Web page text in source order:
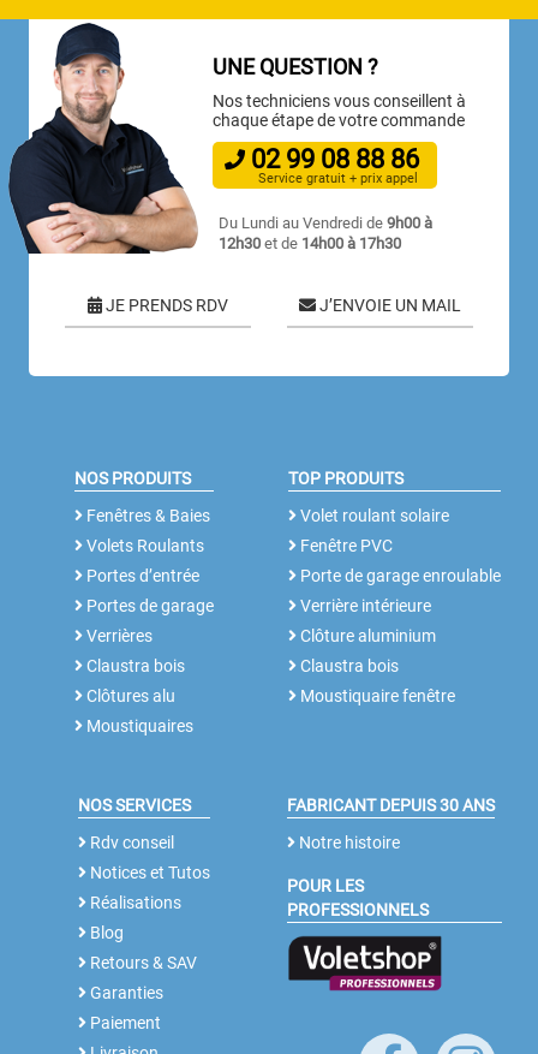
UNE QUESTION ?
Nos techniciens vous conseillent à
chaque étape de votre commande
02 99 08 88 86
Service gratuit + prix appel
Du Lundi au Vendredi de9h00 à
12h30 et de 14h00 à 17h30
JE PRENDS RDV J’ENVOIE UN MAIL
NOS PRODUITS
Fenêtres & Baies
Volets Roulants
Portes d’entrée
Portes de garage
Verrières
Claustra bois
Clôtures alu
Moustiquaires
TOP PRODUITS
Volet roulant solaire
Fenêtre PVC
Porte de garage enroulable
Verrière intérieure
Clôture aluminium
Claustra bois
Moustiquaire fenêtre
NOS SERVICES
Rdv conseil
Notices et Tutos
Réalisations
Blog
Retours & SAV
Garanties
Paiement
FABRICANT DEPUIS 30 ANS
Notre histoire
POUR LES
PROFESSIONNELS